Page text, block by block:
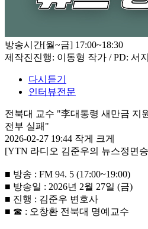
방송시간[월~금] 17:00~18:30
제작진진행: 이동형 작가 / PD: 서
다시듣기
인터뷰전문
전북대 교수 "李대통령 새만금 지
전부 실패"
2026-02-27 19:44 작게
크게
[YTN 라디오 김준우의 뉴스정면
■ 방송 : FM 94. 5 (17:00~19:00)
■ 방송일 : 2026년 2월 27일 (금)
■ 진행 : 김준우 변호사
■ ☎ : 오창환 전북대 명예교수